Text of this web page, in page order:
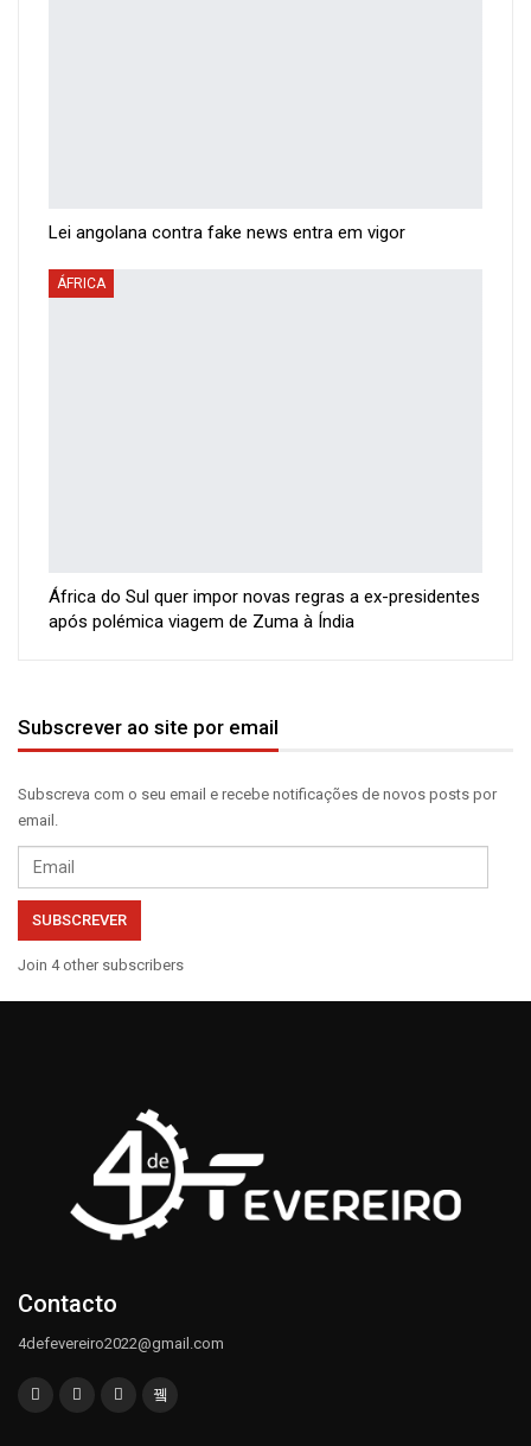
Lei angolana contra fake news entra em vigor
ÁFRICA
África do Sul quer impor novas regras a ex-presidentes
após polémica viagem de Zuma à Índia
Subscrever ao site por email
Subscreva com o seu email e recebe notificações de novos posts por
email.
Email
SUBSCREVER
Join 4 other subscribers
Contacto
4defevereiro2022@gmail.com